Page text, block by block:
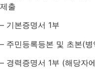
제출
– 기본증명서 1부
– 주민등록등본 및 초본(
– 경력증명서 1부 (해당자